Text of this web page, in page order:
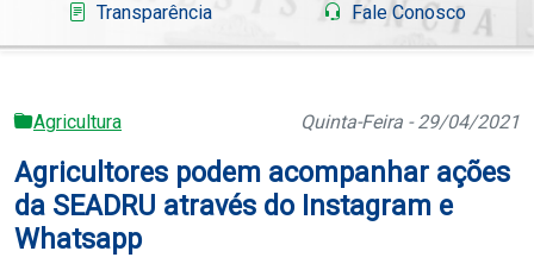
Transparência
Fale Conosco
Governo
Mossoró
Serviços
Agricultura Quinta-Feira - 29/04/2021
Agricultores podem acompanhar ações
da SEADRU através do Instagram e
Whatsapp